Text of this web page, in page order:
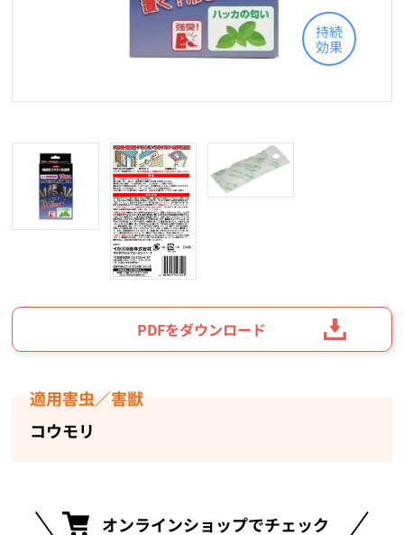
PDFをダウンロード
適用害虫／害獣
コウモリ
オンラインショップでチェック